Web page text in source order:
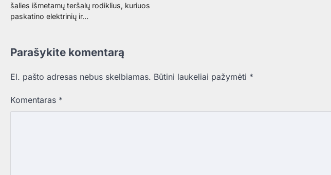
šalies išmetamų teršalų rodiklius, kuriuos
paskatino elektrinių ir…
Parašykite komentarą
El. pašto adresas nebus skelbiamas. Būtini laukeliai pažymėti *
Komentaras *